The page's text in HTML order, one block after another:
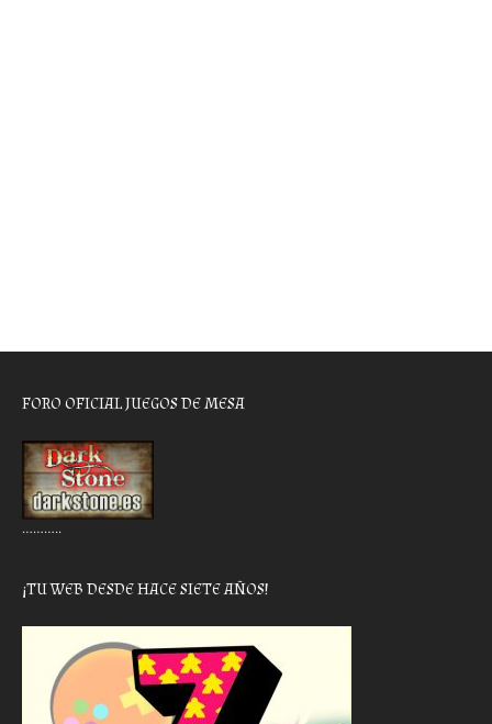
FORO OFICIAL JUEGOS DE MESA
………..
¡TU WEB DESDE HACE SIETE AÑOS!